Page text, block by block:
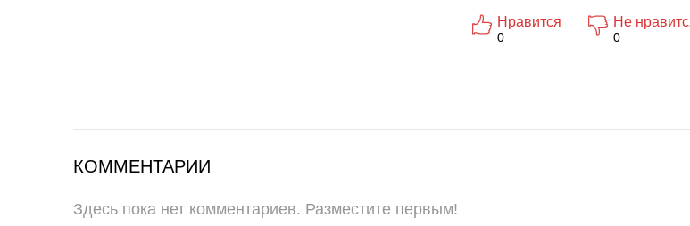
Нравится
0
Не
0
КОММЕНТАРИИ
Здесь пока нет комментариев. Разместите первым!